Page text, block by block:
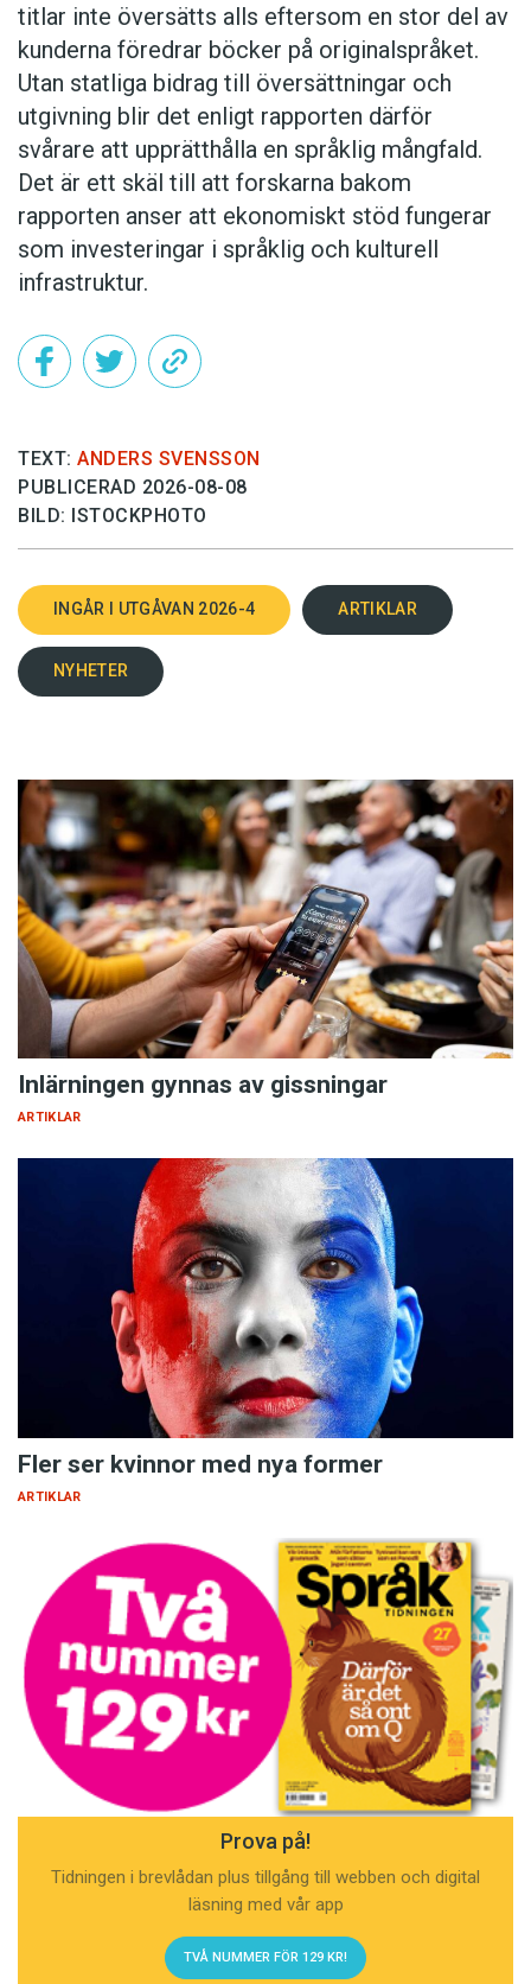
titlar inte översätts alls eftersom en stor del av
kunderna föredrar böcker på originalspråket.
Utan statliga bidrag till översättningar och
utgivning blir det enligt rapporten därför
svårare att upprätthålla en språklig mångfald.
Det är ett skäl till att forskarna bakom
rapporten anser att ekonomiskt stöd fungerar
som investeringar i språklig och kulturell
infrastruktur.
TEXT: ANDERS SVENSSON
PUBLICERAD 2026-08-08
BILD: ISTOCKPHOTO
INGÅR I UTGÅVAN 2026-4 ARTIKLAR
NYHETER
Inlärningen gynnas av gissningar
ARTIKLAR
Fler ser kvinnor med nya former
ARTIKLAR
Prova på!
Tidningen i brevlådan plus tillgång till webben och digital
läsning med vår app
TVÅ NUMMER FÖR 129 KR!